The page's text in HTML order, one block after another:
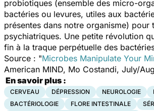
probiotiques (ensemble des micro-
bactéries ou levures, utiles aux
présentes dans notre organisme) pour
psychiatriques. Une petite révolution
fin à la traque perpétuelle des
Source : "Microbes Manipulate Your
American MIND, Mo Costandi, July/
En savoir plus :
CERVEAU DÉPRESSION NEUROLOGIE
BACTÉRIOLOGIE
FLORE INTESTINALE